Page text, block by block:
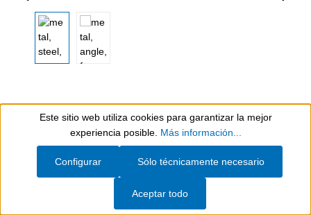
Sujeción temporal de
piezas durante el
mecanizado por
electroerosión con hilo
Show toolbar
Este sitio web utiliza cookies para garantizar la mejor
experiencia posible. Más información...
Sólo técnicamente necesario
Configurar
Aceptar todo